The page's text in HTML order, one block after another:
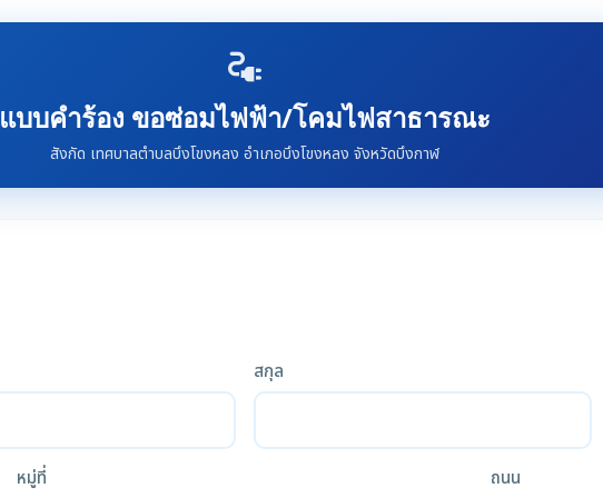
electrical_services
แบบคำร้อง ขอซ่อมไฟฟ้า/โคมไฟสาธารณะ
สังกัด เทศบาลตำบลบึงโขงหลง อำเภอบึงโขงหลง จังหวัดบึงกาฬ
สกุล
หมู่ที่ ถนน